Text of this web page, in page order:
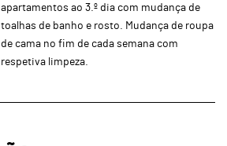
apartamentos ao 3.º dia com mudança de
toalhas de banho e rosto. Mudança de roupa
de cama no fim de cada semana com
respetiva limpeza.